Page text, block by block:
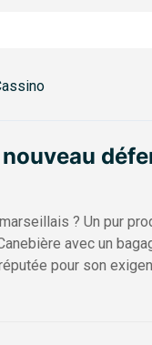
? Un pur
avec un
pour son